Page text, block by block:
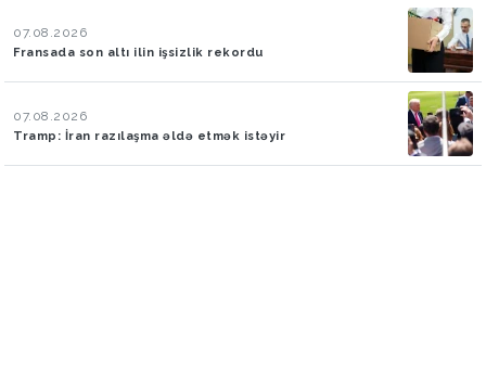
07.08.2026
Fransada son altı ilin işsizlik rekordu
07.08.2026
Tramp: İran razılaşma əldə etmək istəyir